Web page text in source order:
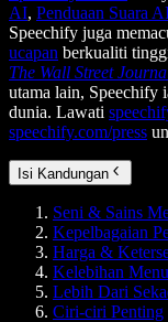
AI, Penduaan Suara
Speechify juga
ucapan berkualiti
The Wall Street
utama lain, Speechify
dunia. Lawati
speechify.com/press
Isi Kandungan
Seni & Sains
Kepelbagaian
Harga &
Kelebihan
Lebih Dari
Ciri-ciri Penting